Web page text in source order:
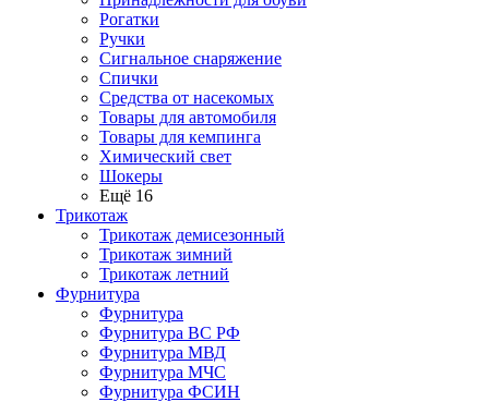
Рогатки
Ручки
Сигнальное снаряжение
Спички
Средства от насекомых
Товары для автомобиля
Товары для кемпинга
Химический свет
Шокеры
Ещё 16
Трикотаж
Трикотаж демисезонный
Трикотаж зимний
Трикотаж летний
Фурнитура
Фурнитура
Фурнитура ВС РФ
Фурнитура МВД
Фурнитура МЧС
Фурнитура ФСИН